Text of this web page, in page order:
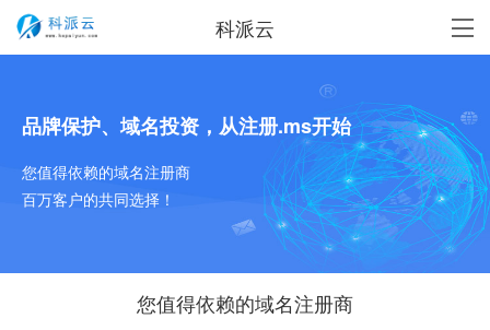
科派云
品牌保护、域名投资，从注册.ms开始
您值得依赖的域名注册商
百万客户的共同选择！
您值得依赖的域名注册商